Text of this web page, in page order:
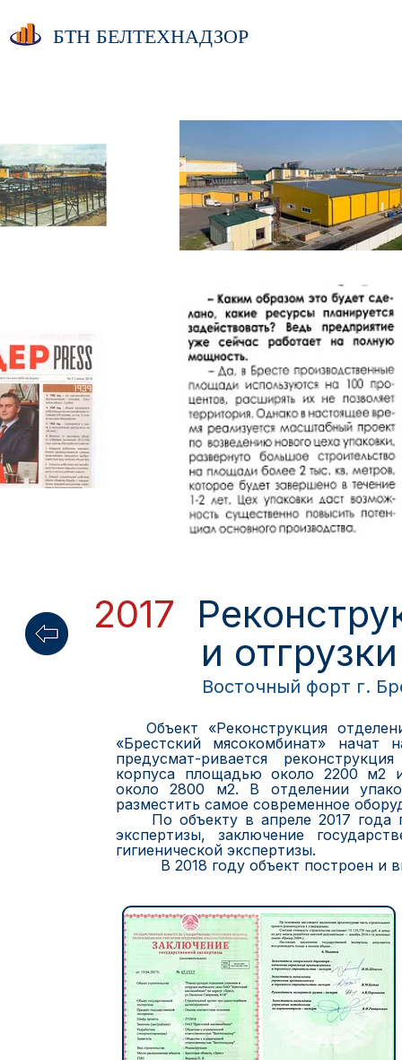
БТН БЕЛТЕХНАДЗОР
2017
и отгрузки
Восточный форт г.
Объект «Реконструкция
«Брестский мясокомбинат»
предусмат-ривается
корпуса площадью около 2200 м2
около 2800 м2. В отделении
разместить самое современное
По объекту в апреле 2017 года
экспертизы, заключение
гигиенической экспертизы.
В 2018 году объект построен и